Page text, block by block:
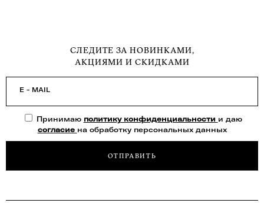
СЛЕДИТЕ ЗА НОВИНКАМИ,
АКЦИЯМИ И СКИДКАМИ
E - MAIL
Принимаю политику конфиденциальности и даю
согласие на обработку персональных данных
ОТПРАВИТЬ